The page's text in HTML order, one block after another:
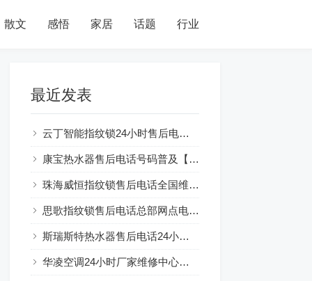
散文 感悟 家居 话题 行业
最近发表
云丁智能指纹锁24小时售后电话人工400客服电话
康宝热水器售后电话号码普及【燃气热水器水气双调：节能环保新选择】
珠海威恒指纹锁售后电话全国维修网点及电话号码查询
思歌指纹锁售后电话总部网点电话查询
斯瑞斯特热水器售后电话24小时解释☞房东装热水器可以吗？注意事项一览
华凌空调24小时厂家维修中心服务总部